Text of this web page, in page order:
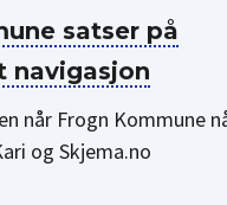
satser på
navigasjon
når Frogn Kommune
og Skjema.no